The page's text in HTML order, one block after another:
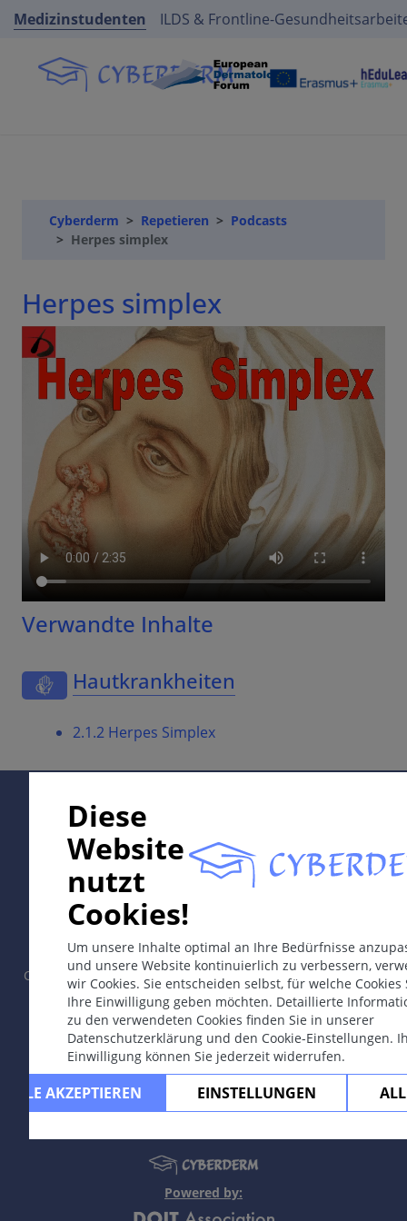
Medizinstudenten ILDS & Frontline-
Cyberderm Repetieren
Podcasts
Herpes simplex
Herpes simplex
Verwandte Inhalte
Hautkrankheiten
2.1.2 Herpes Simplex
Diese
Website
nutzt
Cookies!
Um unsere Inhalte optimal an Ihre Bedürfnisse
und unsere Website kontinuierlich zu verbessern,
wir Cookies. Sie entscheiden selbst, für welche Cookies
Ihre Einwilligung geben möchten. Detaillierte
zu den verwendeten Cookies finden Sie in unserer
Datenschutzerklärung und den Cookie-Einstellungen.
Einwilligung können Sie jederzeit widerrufen.
ALLE AKZEPTIEREN EINSTELLUNGEN
In collaboration with Erasmus+ hEduLearnIt editorial
group
Copyright © 2003-2026 by CYBERDERM Redaktionsgruppe -
Gründungsredakteur Guenter Burg, M.D. - Konzept und
Koordination durch Vahid Djamei, Zürich.
All rights reserved.
Kontakt | Impressum |Unterstützt
durch|Datenschutzerklärung|Nutzungsbedingungen|
Powered by: